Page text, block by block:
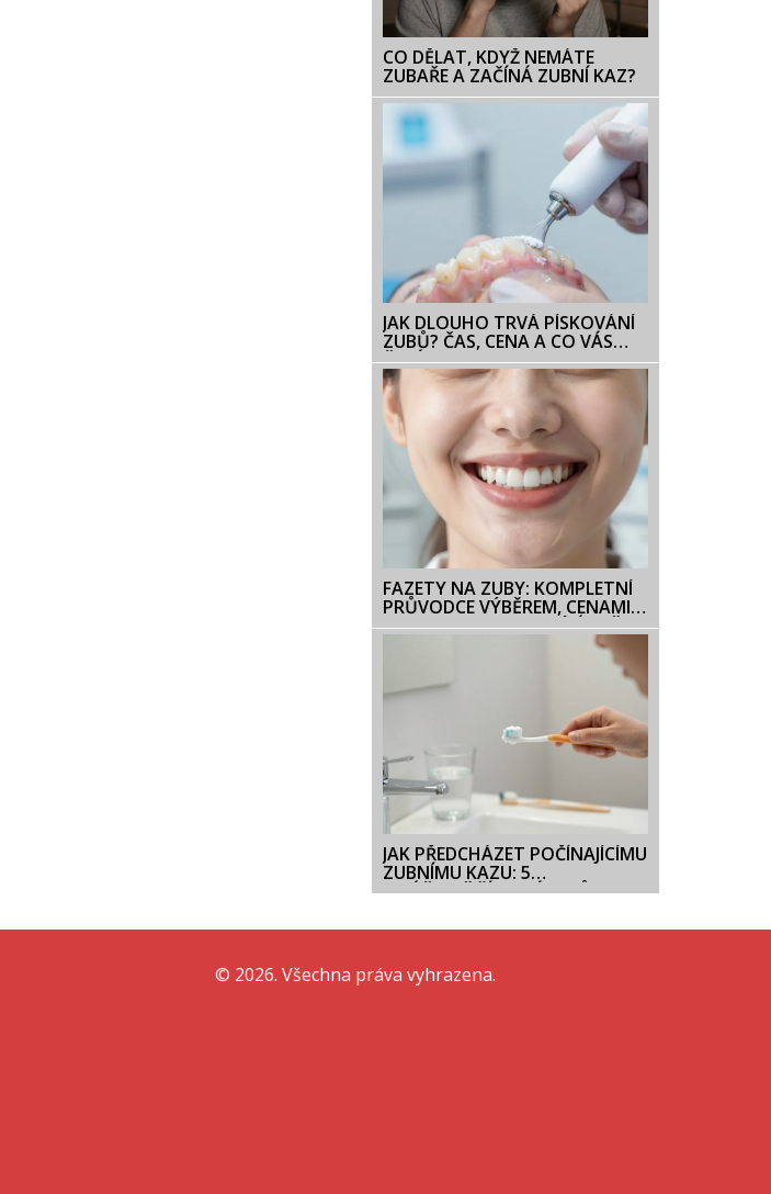
CO DĚLAT, KDYŽ NEMÁTE
ZUBAŘE A ZAČÍNÁ ZUBNÍ KAZ?
JAK DLOUHO TRVÁ PÍSKOVÁNÍ
ZUBŮ? ČAS, CENA A CO VÁS
ČEKÁ
FAZETY NA ZUBY: KOMPLETNÍ
PRŮVODCE VÝBĚREM, CENAMI A
TYPY PRO DOKONALÝ ÚSMĚV
JAK PŘEDCHÁZET POČÍNAJÍCÍMU
ZUBNÍMU KAZU: 5
NEJÚČINNĚJŠÍCH NÁVYKŮ
© 2026. Všechna práva vyhrazena.